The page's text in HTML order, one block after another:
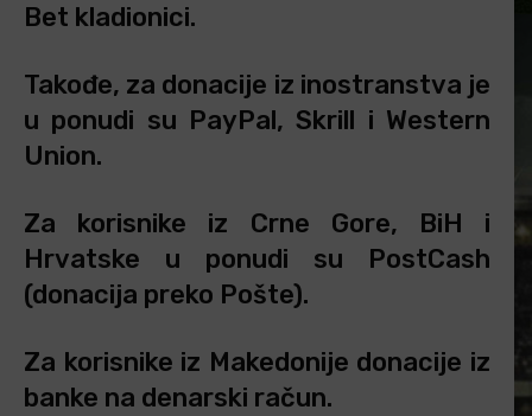
Bet kladionici.
Takođe, za donacije iz inostranstva je
u ponudi su PayPal, Skrill i Western
Union.
Za korisnike iz Crne Gore, BiH i
Hrvatske u ponudi su PostCash
(donacija preko Pošte).
Za korisnike iz Makedonije donacije iz
banke na denarski račun.